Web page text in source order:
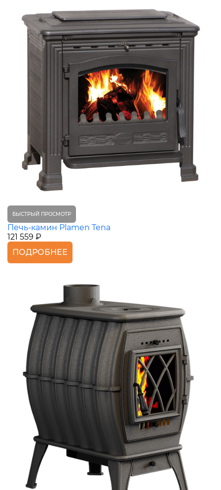
БЫСТРЫЙ ПРОСМОТР
Печь-камин Plamen Tena
121 559 ₽
ПОДРОБНЕЕ